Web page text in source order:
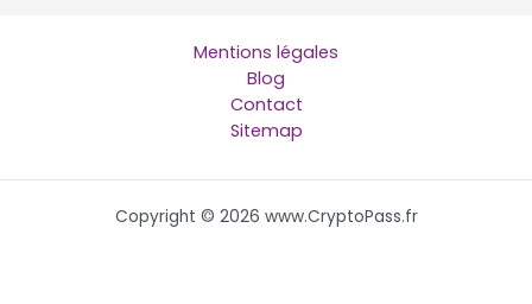
Mentions légales
Blog
Contact
Sitemap
Copyright © 2026 www.CryptoPass.fr